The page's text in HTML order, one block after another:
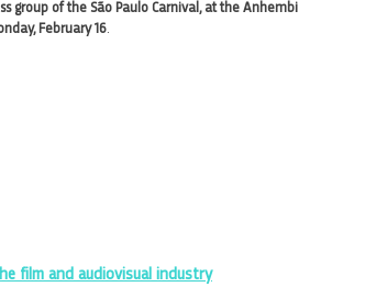
group of the São Paulo Carnival, at the Anhembi
February 16.
film and audiovisual industry